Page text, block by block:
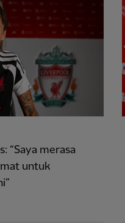
“Saya merasa
untuk